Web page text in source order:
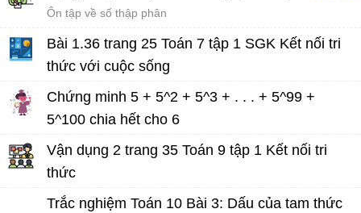
Ôn tập về số thập phân
Bài 1.36 trang 25 Toán 7 tập 1 SGK Kết nối tri
thức với cuộc sống
Chứng minh 5 + 5^2 + 5^3 + . . . + 5^99 +
5^100 chia hết cho 6
Vận dụng 2 trang 35 Toán 9 tập 1 Kết nối tri
thức
Giải Toán 9 Kết nối tri thức tập 1 Bài 5
Trắc nghiệm Toán 10 Bài 3: Dấu của tam thức